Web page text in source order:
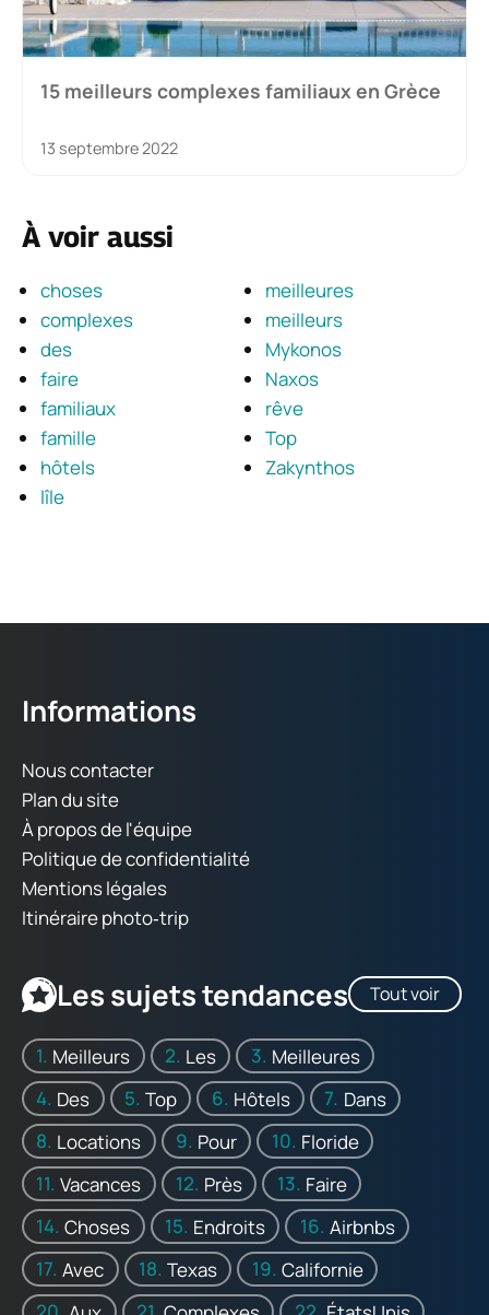
15 meilleurs complexes familiaux en Grèce
13 septembre 2022
À voir aussi
choses
complexes
des
faire
familiaux
famille
hôtels
lîle
meilleures
meilleurs
Mykonos
Naxos
rêve
Top
Zakynthos
Informations
Nous contacter
Plan du site
À propos de l'équipe
Politique de confidentialité
Mentions légales
Itinéraire photo‑trip
Les sujets tendances Tout voir
Meilleurs Les
Meilleures
Des
Top Hôtels
Dans
Locations
Pour
Floride
Vacances
Près
Faire
Choses
Endroits
Airbnbs
Avec
Texas
Californie